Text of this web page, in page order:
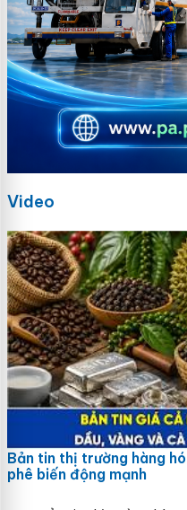
Video
Bản tin thị trường hàng
phê biến động mạnh